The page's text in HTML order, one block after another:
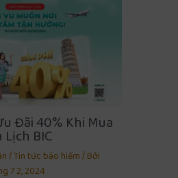
Đãi 40% Khi Mua
BIC
/Tin tức bảo hiểm/ Bởi
7 2, 2024